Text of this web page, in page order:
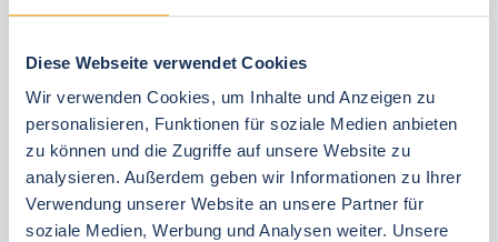
Diese Webseite verwendet Cookies
Wir verwenden Cookies, um Inhalte und Anzeigen zu
personalisieren, Funktionen für soziale Medien anbieten
zu können und die Zugriffe auf unsere Website zu
analysieren. Außerdem geben wir Informationen zu Ihrer
Verwendung unserer Website an unsere Partner für
soziale Medien, Werbung und Analysen weiter. Unsere
Bestpreis-Garantie
24 Stunden kostenfrei reservieren
30 Tage vor Anreise kostenfrei stornieren
Flexible An- und Abreise 24/7
Persönliche Beratungen
Schneller, direkter Support vor Ort